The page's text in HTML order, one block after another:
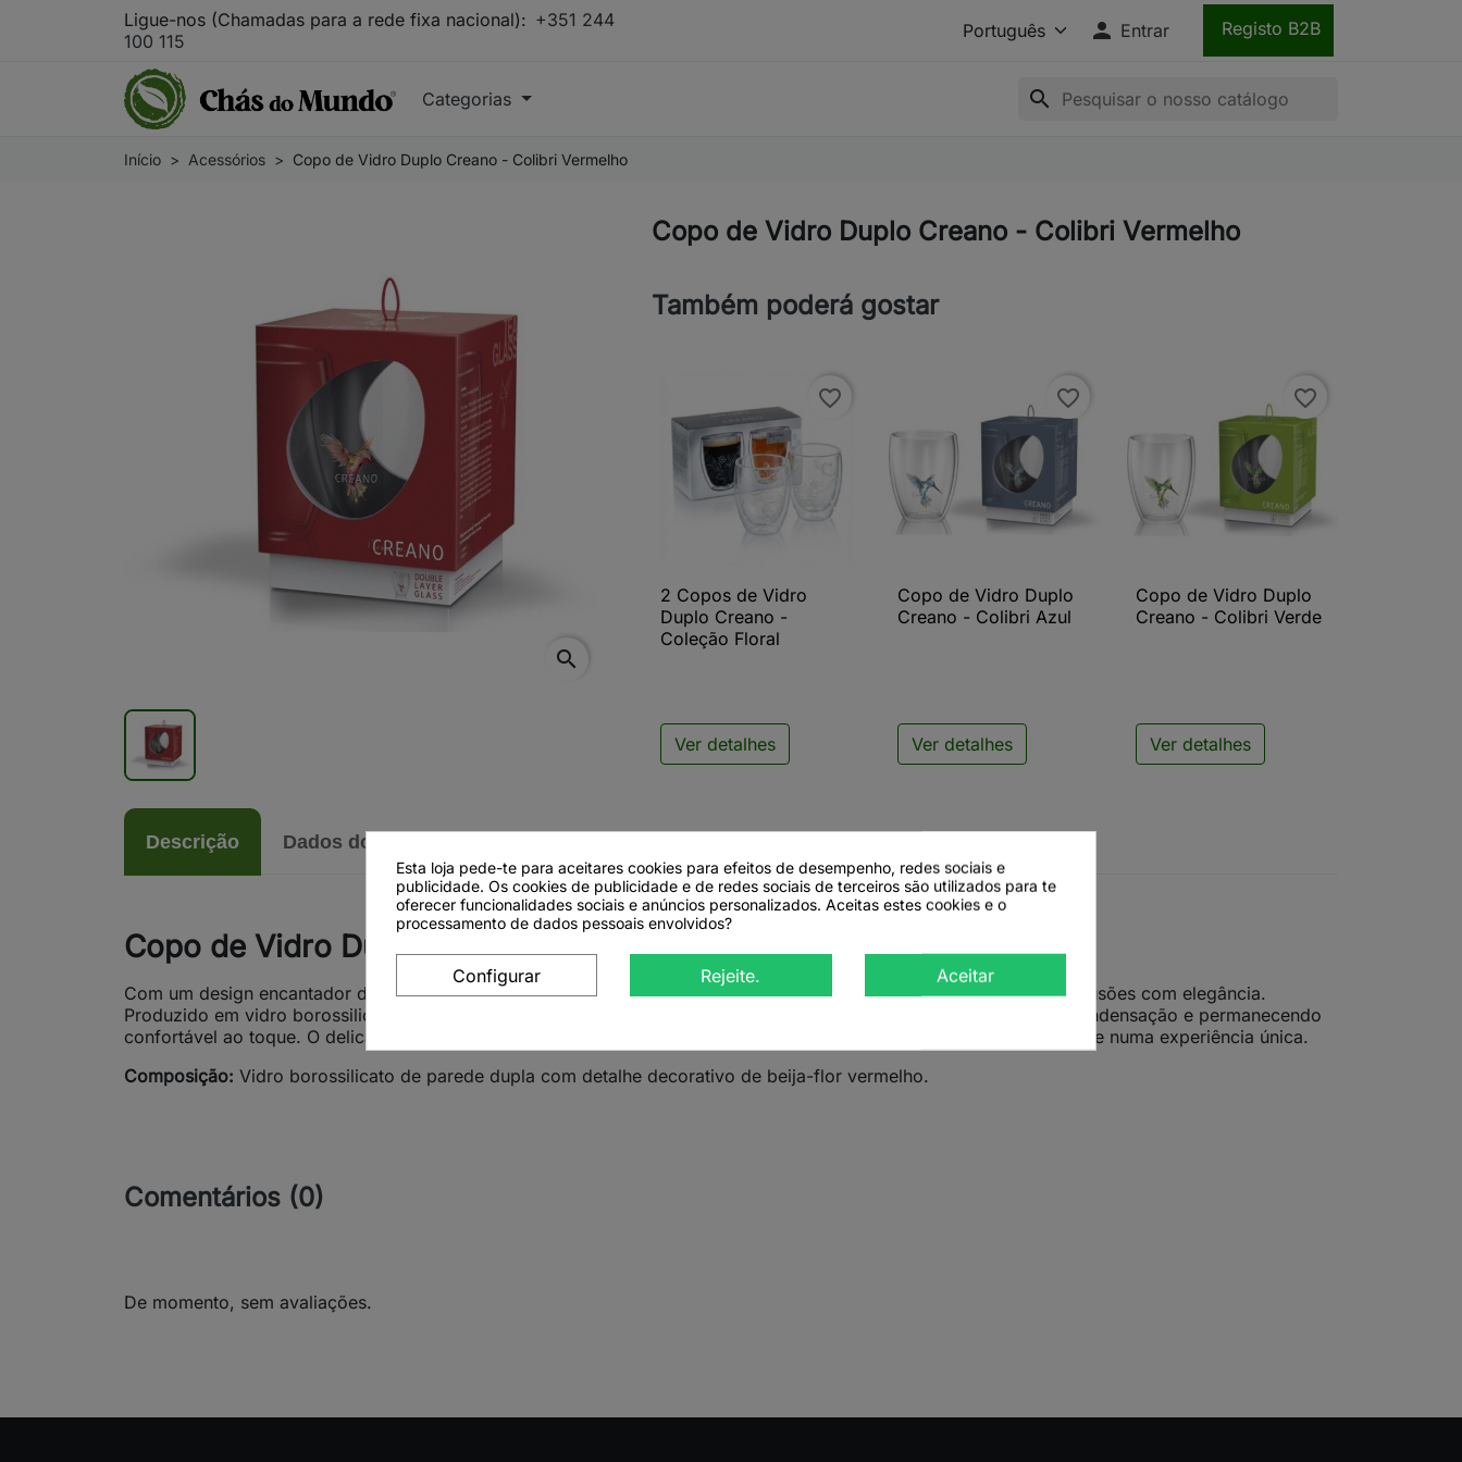
Ligue-nos (Chamadas para a rede fixa nacional): +351 244
100 115
 Entrar Registo B2B
Categorias search
Início Acessórios Copo de Vidro Duplo Creano - Colibri Vermelho
search
Copo de Vidro Duplo Creano - Colibri Vermelho
Também poderá gostar
favorite_border
 Vista rápida
2 Copos de Vidro
Duplo Creano -
Coleção Floral
Ver detalhes
favorite_border
 Vista rápida
Copo de Vidro Duplo
Creano - Colibri Azul
Ver detalhes
favorite_border
 Vista rápida
Copo de Vidro Duplo
Creano - Colibri Verde
Ver detalhes
Descrição Dados do produto
Copo de Vidro Duplo Creano Colibri Vermelho 250ml
Com um design encantador da coleção Colibri, este copo da marca alemã Creano é perfeito para apreciar chás e infusões com elegância.
Produzido em vidro borossilicato de parede dupla, mantém as bebidas quentes ou frias por mais tempo, evitando condensação e permanecendo
confortável ao toque. O delicado beija-flor vermelho no interior confere um charme especial, transformando cada gole numa experiência única.
Composição: Vidro borossilicato de parede dupla com detalhe decorativo de beija-flor vermelho.
Comentários (0)
De momento, sem avaliações.
Esta loja pede-te para aceitares cookies para efeitos de desempenho, redes sociais e
publicidade. Os cookies de publicidade e de redes sociais de terceiros são utilizados para te
oferecer funcionalidades sociais e anúncios personalizados. Aceitas estes cookies e o
processamento de dados pessoais envolvidos?
Configurar Rejeite. Aceitar